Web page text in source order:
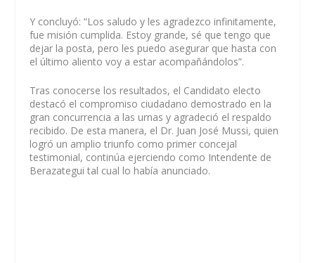
Y concluyó: “Los saludo y les agradezco infinitamente,
fue misión cumplida. Estoy grande, sé que tengo que
dejar la posta, pero les puedo asegurar que hasta con
el último aliento voy a estar acompañándolos”.
Tras conocerse los resultados, el Candidato electo
destacó el compromiso ciudadano demostrado en la
gran concurrencia a las urnas y agradeció el respaldo
recibido. De esta manera, el Dr. Juan José Mussi, quien
logró un amplio triunfo como primer concejal
testimonial, continúa ejerciendo como Intendente de
Berazategui tal cual lo había anunciado.